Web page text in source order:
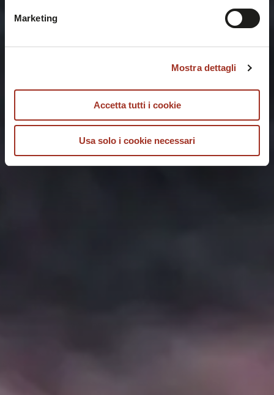
Marketing
Mostra dettagli
Accetta tutti i cookie
Usa solo i cookie necessari